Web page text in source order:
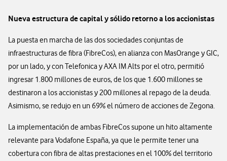
Nueva estructura de capital y sólido retorno a los accionistas
La puesta en marcha de las dos sociedades conjuntas de
infraestructuras de fibra (FibreCos), en alianza con MasOrange y GIC,
por un lado, y con Telefonica y AXA IM Alts por el otro, permitió
ingresar 1.800 millones de euros, de los que 1.600 millones se
destinaron a los accionistas y 200 millones al repago de la deuda.
Asimismo, se redujo en un 69% el número de acciones de Zegona.
La implementación de ambas FibreCos supone un hito altamente
relevante para Vodafone España, ya que le permite tener una
cobertura con fibra de altas prestaciones en el 100% del territorio